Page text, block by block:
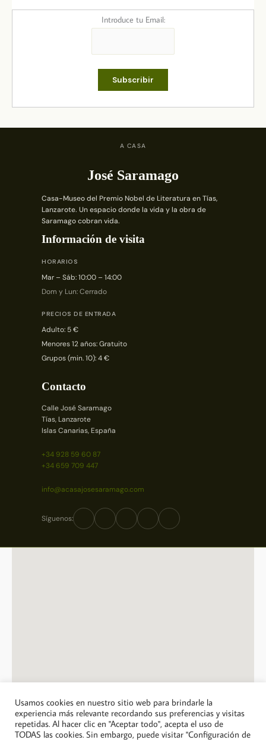
Introduce tu Email:
A CASA
José Saramago
Casa-Museo del Premio Nobel de Literatura en Tías,
Lanzarote. Un espacio donde la vida y la obra de
Saramago cobran vida.
Información de visita
HORARIOS
Mar – Sáb: 10:00 – 14:00
Dom y Lun: Cerrado
PRECIOS DE ENTRADA
Adulto: 5 €
Menores 12 años: Gratuito
Grupos (min. 10): 4 €
Contacto
Calle José Saramago
Tías, Lanzarote
Islas Canarias, España
+34 928 59 60 87
+34 659 709 447
info@acasajosesaramago.com
Síguenos:
© 2026 A Casa Jose Saramago. Todos los derechos reservados.
Usamos cookies en nuestro sitio web para brindarle la
experiencia más relevante recordando sus preferencias y visitas
repetidas. Al hacer clic en "Aceptar todo", acepta el uso de
TODAS las cookies. Sin embargo, puede visitar "Configuración de